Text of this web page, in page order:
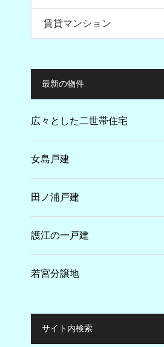
賃貸マンション
最新の物件
広々とした二世帯住宅
女島戸建
田ノ浦戸建
護江の一戸建
若宮分譲地
サイト内検索